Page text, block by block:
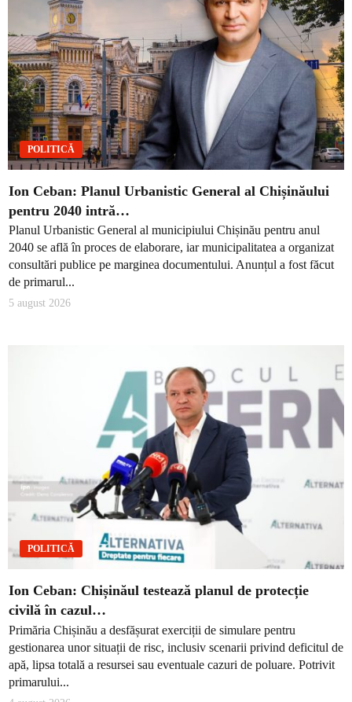
POLITICĂ
Ion Ceban: Planul Urbanistic General al Chișinăului
pentru 2040 intră…
Planul Urbanistic General al municipiului Chișinău pentru anul
2040 se află în proces de elaborare, iar municipalitatea a organizat
consultări publice pe marginea documentului. Anunțul a fost făcut
de primarul...
5 august 2026
POLITICĂ
Ion Ceban: Chișinăul testează planul de protecție
civilă în cazul…
Primăria Chișinău a desfășurat exerciții de simulare pentru
gestionarea unor situații de risc, inclusiv scenarii privind deficitul de
apă, lipsa totală a resursei sau eventuale cazuri de poluare. Potrivit
primarului...